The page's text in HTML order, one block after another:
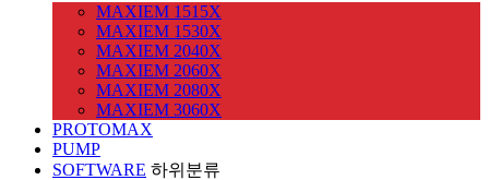
MAXIEM 1515X
MAXIEM 1530X
MAXIEM 2040X
MAXIEM 2060X
MAXIEM 2080X
MAXIEM 3060X
PROTOMAX
PUMP
SOFTWARE 하위분류